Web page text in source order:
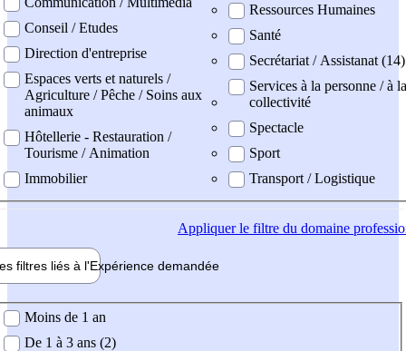
Conseil / Etudes
Direction d'entreprise
Espaces verts et naturels /
Agriculture / Pêche / Soins aux
animaux
Hôtellerie - Restauration /
Tourisme / Animation
Immobilier
Ressources Humaines
Santé
Secrétariat / Assistanat (14)
Services à la personne / à la
collectivité
Spectacle
Sport
Transport / Logistique
Appliquerle filtre du domaine
filtres liés à l'Expérience demandée
demandée
Moins de 1 an
De 1 à 3 ans (2)